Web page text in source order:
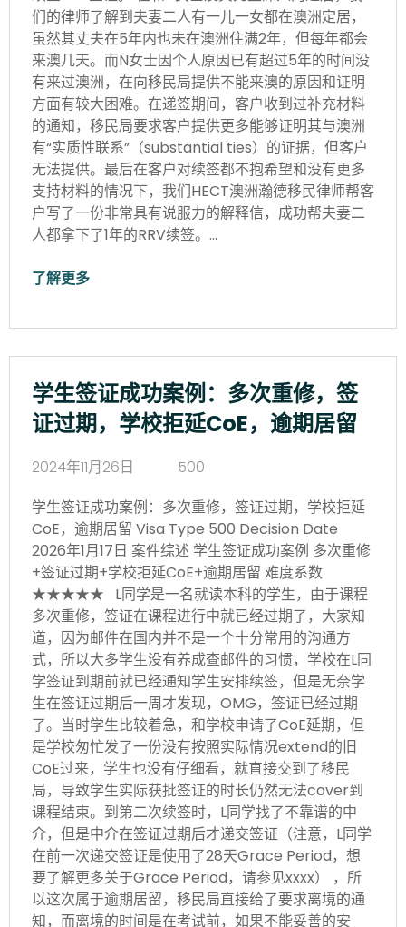
们的律师了解到夫妻二人有一儿一女都在澳洲定居，
虽然其丈夫在5年内也未在澳洲住满2年，但每年都会
来澳几天。而N女士因个人原因已有超过5年的时间没
有来过澳洲，在向移民局提供不能来澳的原因和证明
方面有较大困难。在递签期间，客户收到过补充材料
的通知，移民局要求客户提供更多能够证明其与澳洲
有“实质性联系”（substantial ties）的证据，但客户
无法提供。最后在客户对续签都不抱希望和没有更多
支持材料的情况下，我们HECT澳洲瀚德移民律师帮客
户写了一份非常具有说服力的解释信，成功帮夫妻二
人都拿下了1年的RRV续签。…
了解更多
学生签证成功案例：多次重修，签
证过期，学校拒延CoE，逾期居留
2024年11月26日
500
学生签证成功案例：多次重修，签证过期，学校拒延
CoE，逾期居留 Visa Type 500 Decision Date
2026年1月17日 案件综述 学生签证成功案例 多次重修
+签证过期+学校拒延CoE+逾期居留 难度系数
★★★★★ L同学是一名就读本科的学生，由于课程
多次重修，签证在课程进行中就已经过期了，大家知
道，因为邮件在国内并不是一个十分常用的沟通方
式，所以大多学生没有养成查邮件的习惯，学校在L同
学签证到期前就已经通知学生安排续签，但是无奈学
生在签证过期后一周才发现，OMG，签证已经过期
了。当时学生比较着急，和学校申请了CoE延期，但
是学校匆忙发了一份没有按照实际情况extend的旧
CoE过来，学生也没有仔细看，就直接交到了移民
局，导致学生实际获批签证的时长仍然无法cover到
课程结束。到第二次续签时，L同学找了不靠谱的中
介，但是中介在签证过期后才递交签证（注意，L同学
在前一次递交签证是使用了28天Grace Period，想
要了解更多关于Grace Period，请参见xxxx） ，所
以这次属于逾期居留，移民局直接给了要求离境的通
知，而离境的时间是在考试前，如果不能妥善的安